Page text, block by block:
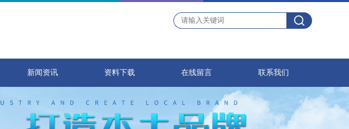
新闻资讯 资料下载 在线留言 联系我们